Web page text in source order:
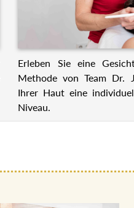
Erleben Sie eine
Methode von Team Dr.
Ihrer Haut eine
Niveau.